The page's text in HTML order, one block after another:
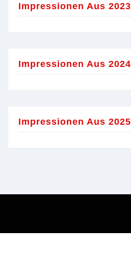
Impressionen Aus 2023
Impressionen Aus 2024
Impressionen Aus 2025